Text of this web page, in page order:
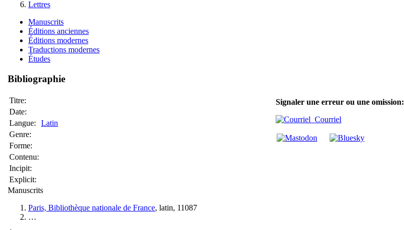
Lettres
Manuscrits
Éditions anciennes
Éditions modernes
Traductions modernes
Études
Bibliographie
Titre:
Date:
Langue:
Latin
Genre:
Forme:
Contenu:
Incipit:
Explicit:
Manuscrits
Paris, Bibliothèque nationale de France, latin, 11087
…
Signaler une erreur ou une omission:
Courriel